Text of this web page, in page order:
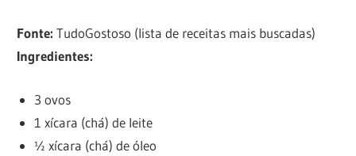
Fonte: TudoGostoso (lista de receitas mais buscadas)
Ingredientes:
3 ovos
1 xícara (chá) de leite
½ xícara (chá) de óleo